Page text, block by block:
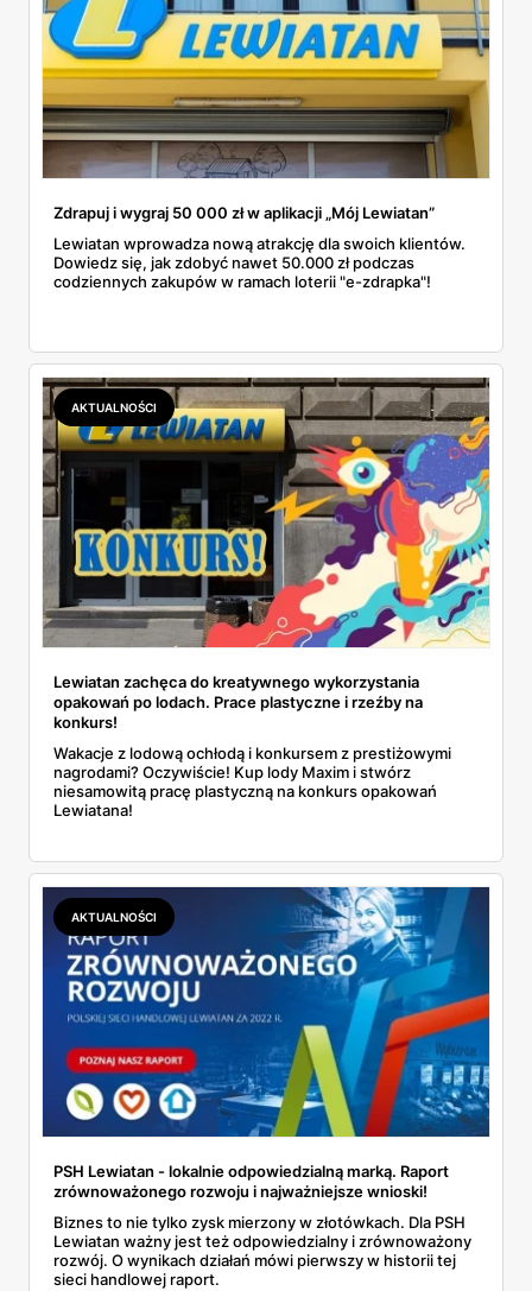
Zdrapuj i wygraj 50 000 zł w aplikacji „Mój Lewiatan”
Lewiatan wprowadza nową atrakcję dla swoich klientów.
Dowiedz się, jak zdobyć nawet 50.000 zł podczas
codziennych zakupów w ramach loterii "e-zdrapka"!
AKTUALNOŚCI
Lewiatan zachęca do kreatywnego wykorzystania
opakowań po lodach. Prace plastyczne i rzeźby na
konkurs!
Wakacje z lodową ochłodą i konkursem z prestiżowymi
nagrodami? Oczywiście! Kup lody Maxim i stwórz
niesamowitą pracę plastyczną na konkurs opakowań
Lewiatana!
AKTUALNOŚCI
PSH Lewiatan - lokalnie odpowiedzialną marką. Raport
zrównoważonego rozwoju i najważniejsze wnioski!
Biznes to nie tylko zysk mierzony w złotówkach. Dla PSH
Lewiatan ważny jest też odpowiedzialny i zrównoważony
rozwój. O wynikach działań mówi pierwszy w historii tej
sieci handlowej raport.